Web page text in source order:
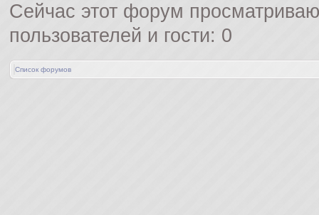
Сейчас этот форум
пользователей и гости: 0
Список форумов